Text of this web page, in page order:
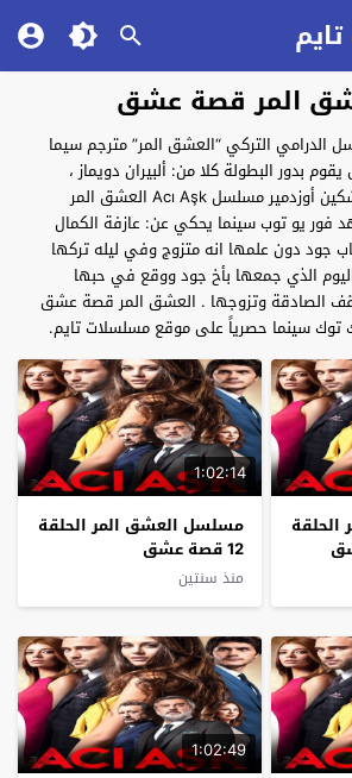
المر قصة عشق
التركي “العشق المر” مترجم سيما
بدور البطولة كلا من: ألبيران دويماز ،
بوراك يمان تورك ، ستشكين أوزدمير مسلسل Acı Aşk العشق المر
يو توب سينما يحكي عن: عازفة الكمال
جود دون علمها انه متزوج وفي ليله تركها
الذي جمعها بأخ جود ووقع في حبها
الصادقة وتزوجها . العشق المر قصة عشق
سينما حصرياً على موقع مسلسلات تايم.
1:02:14
مسلسل العشق المر الحلقة
12 قصة عشق
منذ سنتين
1:02:49